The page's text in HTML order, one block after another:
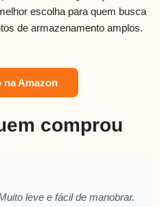
escolha para quem busca
de armazenamento amplos.
na Amazon
comprou
leve e fácil de manobrar.